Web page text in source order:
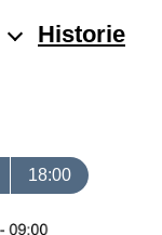
Historie
18:00